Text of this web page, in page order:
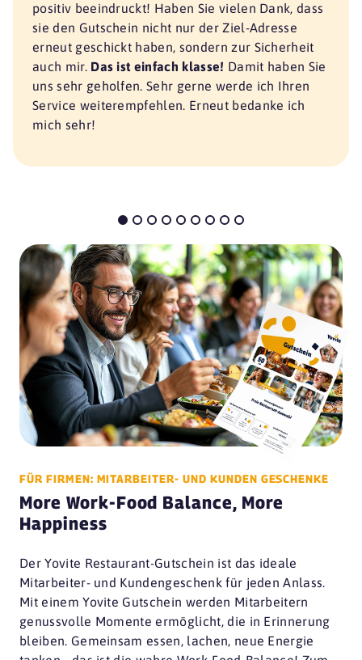
positiv beeindruckt! Haben Sie vielen Dank, dass
sie den Gutschein nicht nur der Ziel-Adresse
erneut geschickt haben, sondern zur Sicherheit
auch mir. Das ist einfach klasse! Damit haben Sie
uns sehr geholfen. Sehr gerne werde ich Ihren
Service weiterempfehlen. Erneut bedanke ich
mich sehr!
FÜR FIRMEN: MITARBEITER- UND KUNDEN GESCHENKE
More Work-Food Balance, More
Happiness
Der Yovite Restaurant-Gutschein ist das ideale
Mitarbeiter- und Kundengeschenk für jeden Anlass.
Mit einem Yovite Gutschein werden Mitarbeitern
genussvolle Momente ermöglicht, die in Erinnerung
bleiben. Gemeinsam essen, lachen, neue Energie